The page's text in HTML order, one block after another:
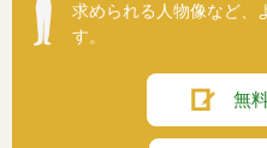
求められる人物像など、
す。
無